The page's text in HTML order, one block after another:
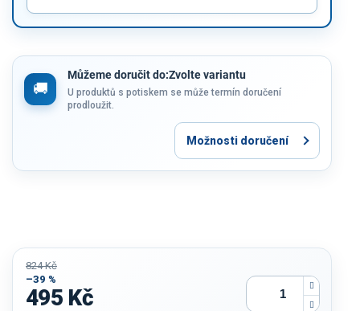
Můžeme doručit do:Zvolte variantu
U produktů s potiskem se může termín doručení
prodloužit.
Možnosti doručení
824 Kč
–39 %
495 Kč